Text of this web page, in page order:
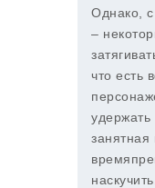
Однако,
–
что есть
занятная
наскучить.